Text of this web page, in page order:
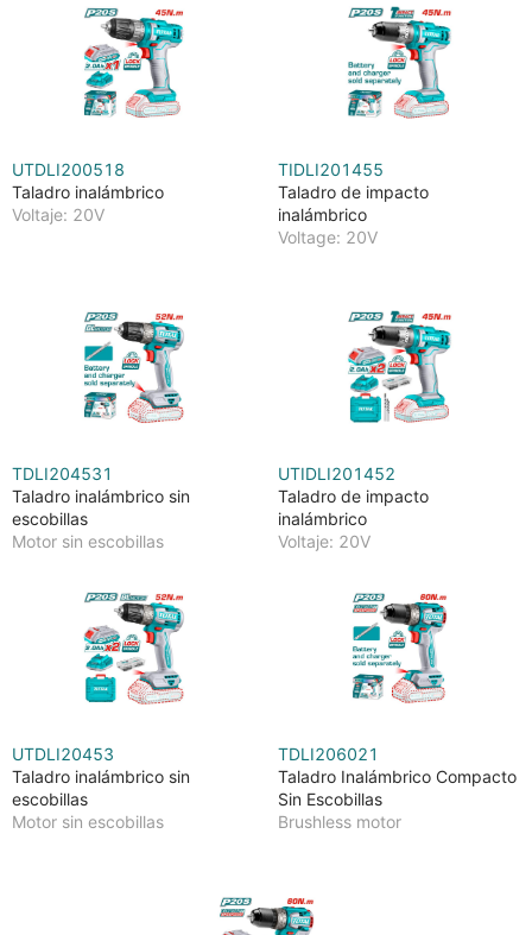
UTDLI200518
Taladro inalámbrico
Voltaje: 20V
TIDLI201455
Taladro de impacto
inalámbrico
Voltage: 20V
TDLI204531
Taladro inalámbrico sin
escobillas
Motor sin escobillas
UTIDLI201452
Taladro de impacto
inalámbrico
Voltaje: 20V
UTDLI20453
Taladro inalámbrico sin
escobillas
Motor sin escobillas
TDLI206021
Taladro Inalámbrico Compacto
Sin Escobillas
Brushless motor